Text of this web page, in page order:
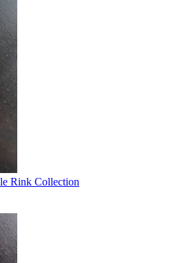
Rink Collection